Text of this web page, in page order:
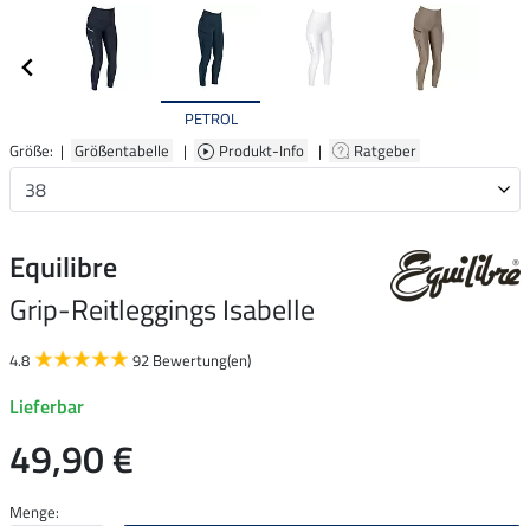
PETROL
Größe: | Größentabelle | Produkt-Info | Ratgeber
Equilibre
Grip-Reitleggings Isabelle
4.8 92 Bewertung(en)
Lieferbar
49,90 €
Menge: